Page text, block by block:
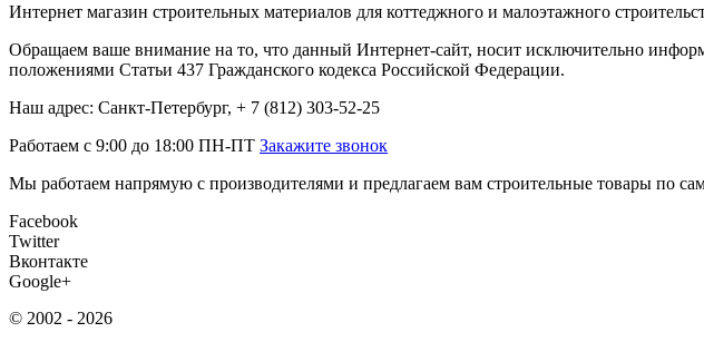
Интернет магазин строительных материалов для коттеджного и малоэтажного
Обращаем ваше внимание на то, что данный Интернет-сайт, носит исключительно
положениями Статьи 437 Гражданского кодекса Российской Федерации.
Наш адрес: Санкт-Петербург, + 7 (812) 303-52-25
Работаем с 9:00 до 18:00 ПН-ПТ Закажите звонок
Мы работаем напрямую с производителями и предлагаем вам строительные товары по
Facebook
Twitter
Вконтакте
Google+
© 2002 - 2026